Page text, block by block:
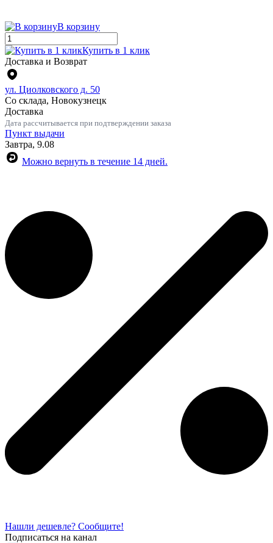
В корзину
Купить в 1 клик
Доставка и Возврат
ул. Циолковского д. 50
Со склада, Новокузнецк
Доставка
Дата рассчитывается при подтверждении заказа
Пункт выдачи
Завтра, 9.08
Можно вернуть в течение 14 дней.
Нашли дешевле? Сообщите!
Подписаться на канал